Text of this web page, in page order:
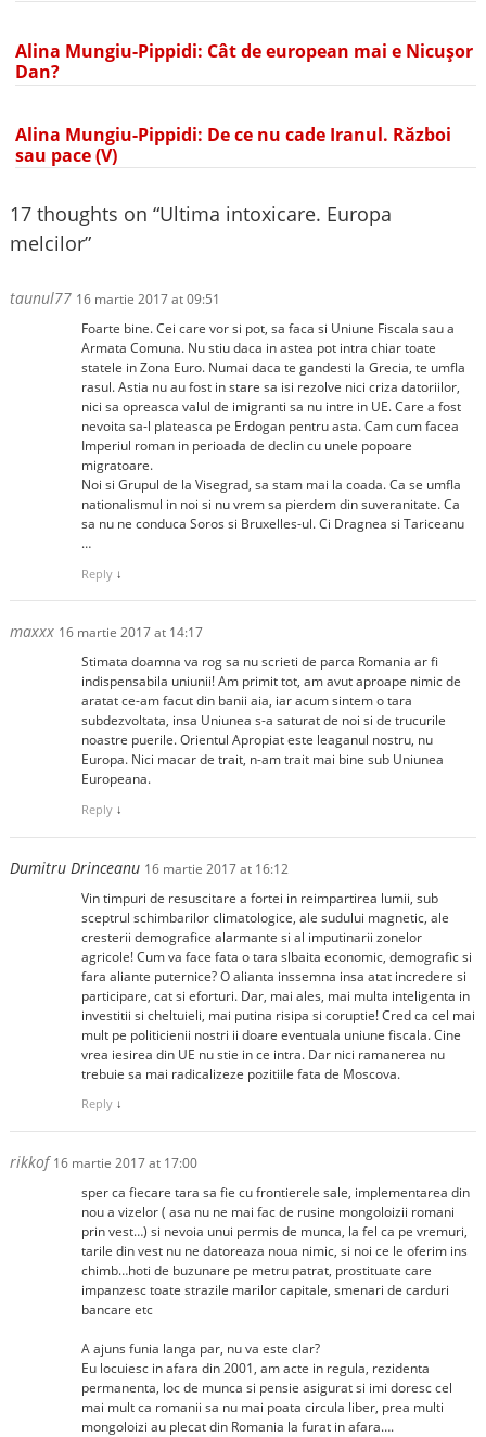
Alina Mungiu-Pippidi: Cât de european mai e Nicușor
Dan?
Alina Mungiu-Pippidi: De ce nu cade Iranul. Război
sau pace (V)
17 thoughts on “Ultima intoxicare. Europa
melcilor”
taunul77 16 martie 2017 at 09:51
Foarte bine. Cei care vor si pot, sa faca si Uniune Fiscala sau a
Armata Comuna. Nu stiu daca in astea pot intra chiar toate
statele in Zona Euro. Numai daca te gandesti la Grecia, te umfla
rasul. Astia nu au fost in stare sa isi rezolve nici criza datoriilor,
nici sa opreasca valul de imigranti sa nu intre in UE. Care a fost
nevoita sa-l plateasca pe Erdogan pentru asta. Cam cum facea
Imperiul roman in perioada de declin cu unele popoare
migratoare.
Noi si Grupul de la Visegrad, sa stam mai la coada. Ca se umfla
nationalismul in noi si nu vrem sa pierdem din suveranitate. Ca
sa nu ne conduca Soros si Bruxelles-ul. Ci Dragnea si Tariceanu
…
Reply ↓
maxxx 16 martie 2017 at 14:17
Stimata doamna va rog sa nu scrieti de parca Romania ar fi
indispensabila uniunii! Am primit tot, am avut aproape nimic de
aratat ce-am facut din banii aia, iar acum sintem o tara
subdezvoltata, insa Uniunea s-a saturat de noi si de trucurile
noastre puerile. Orientul Apropiat este leaganul nostru, nu
Europa. Nici macar de trait, n-am trait mai bine sub Uniunea
Europeana.
Reply ↓
Dumitru Drinceanu 16 martie 2017 at 16:12
Vin timpuri de resuscitare a fortei in reimpartirea lumii, sub
sceptrul schimbarilor climatologice, ale sudului magnetic, ale
cresterii demografice alarmante si al imputinarii zonelor
agricole! Cum va face fata o tara slbaita economic, demografic si
fara aliante puternice? O alianta inssemna insa atat incredere si
participare, cat si eforturi. Dar, mai ales, mai multa inteligenta in
investitii si cheltuieli, mai putina risipa si coruptie! Cred ca cel mai
mult pe politicienii nostri ii doare eventuala uniune fiscala. Cine
vrea iesirea din UE nu stie in ce intra. Dar nici ramanerea nu
trebuie sa mai radicalizeze pozitiile fata de Moscova.
Reply ↓
rikkof16 martie 2017 at 17:00
sper ca fiecare tara sa fie cu frontierele sale, implementarea din
nou a vizelor ( asa nu ne mai fac de rusine mongoloizii romani
prin vest…) si nevoia unui permis de munca, la fel ca pe vremuri,
tarile din vest nu ne datoreaza noua nimic, si noi ce le oferim ins
chimb…hoti de buzunare pe metru patrat, prostituate care
impanzesc toate strazile marilor capitale, smenari de carduri
bancare etc
A ajuns funia langa par, nu va este clar?
Eu locuiesc in afara din 2001, am acte in regula, rezidenta
permanenta, loc de munca si pensie asigurat si imi doresc cel
mai mult ca romanii sa nu mai poata circula liber, prea multi
mongoloizi au plecat din Romania la furat in afara….